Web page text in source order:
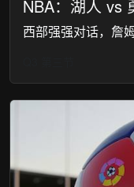
NBA：湖人 vs
西部强强对话，詹